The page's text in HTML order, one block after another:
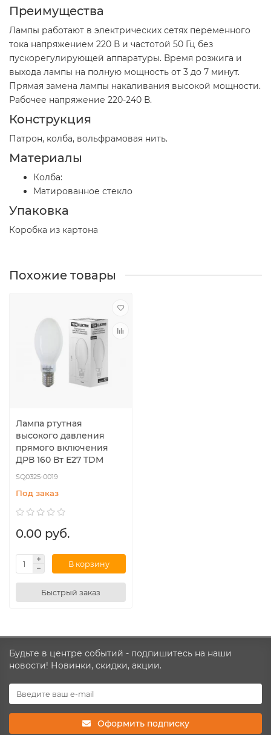
Преимущества
Лампы работают в электрических сетях переменного
тока напряжением 220 В и частотой 50 Гц без
пускорегулирующей аппаратуры. Время розжига и
выхода лампы на полную мощность от 3 до 7 минут.
Прямая замена лампы накаливания высокой мощности.
Рабочее напряжение 220-240 В.
Конструкция
Патрон, колба, вольфрамовая нить.
Материалы
Колба:
Матированное стекло
Упаковка
Коробка из картона
Похожие товары
Лампа ртутная
высокого давления
прямого включения
ДРВ 160 Вт Е27 TDM
SQ0325-0019
Под заказ
0.00 руб.
В корзину
Быстрый заказ
Будьте в центре событий - подпишитесь на наши
новости! Новинки, скидки, акции.
Оформить подписку